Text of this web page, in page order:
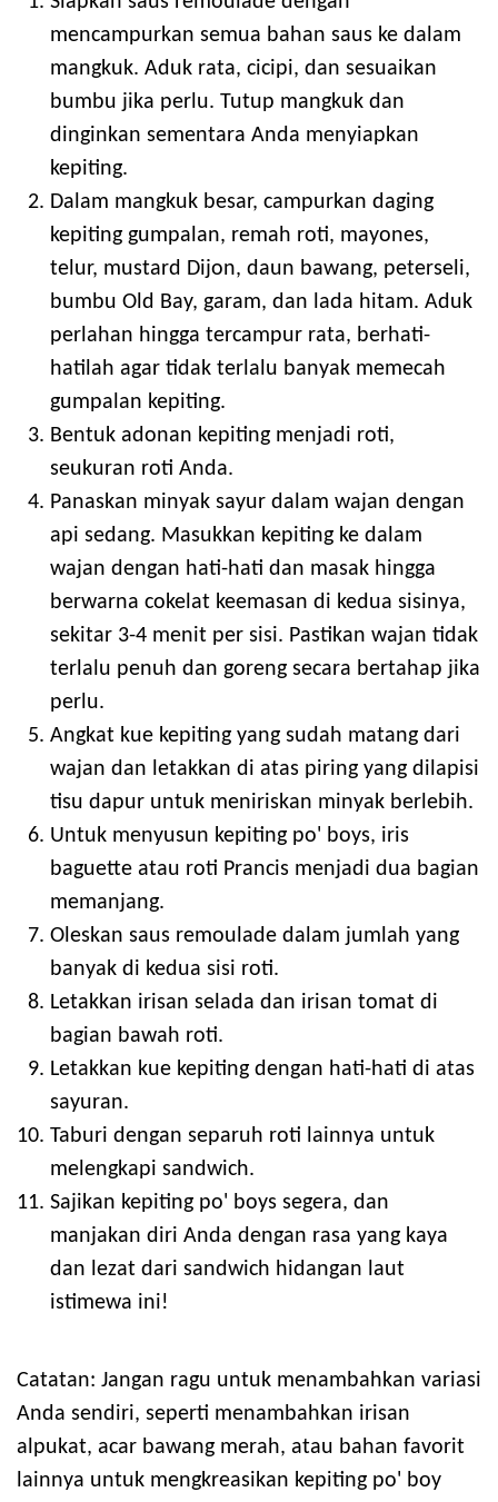
mencampurkan semua bahan saus ke dalam
mangkuk. Aduk rata, cicipi, dan sesuaikan
bumbu jika perlu. Tutup mangkuk dan
dinginkan sementara Anda menyiapkan
kepiting.
Dalam mangkuk besar, campurkan daging
kepiting gumpalan, remah roti, mayones,
telur, mustard Dijon, daun bawang, peterseli,
bumbu Old Bay, garam, dan lada hitam. Aduk
perlahan hingga tercampur rata, berhati-
hatilah agar tidak terlalu banyak memecah
gumpalan kepiting.
Bentuk adonan kepiting menjadi roti,
seukuran roti Anda.
Panaskan minyak sayur dalam wajan dengan
api sedang. Masukkan kepiting ke dalam
wajan dengan hati-hati dan masak hingga
berwarna cokelat keemasan di kedua sisinya,
sekitar 3-4 menit per sisi. Pastikan wajan tidak
terlalu penuh dan goreng secara bertahap jika
perlu.
Angkat kue kepiting yang sudah matang dari
wajan dan letakkan di atas piring yang dilapisi
tisu dapur untuk meniriskan minyak berlebih.
Untuk menyusun kepiting po' boys, iris
baguette atau roti Prancis menjadi dua bagian
memanjang.
Oleskan saus remoulade dalam jumlah yang
banyak di kedua sisi roti.
Letakkan irisan selada dan irisan tomat di
bagian bawah roti.
Letakkan kue kepiting dengan hati-hati di atas
sayuran.
Taburi dengan separuh roti lainnya untuk
melengkapi sandwich.
Sajikan kepiting po' boys segera, dan
manjakan diri Anda dengan rasa yang kaya
dan lezat dari sandwich hidangan laut
istimewa ini!
Catatan: Jangan ragu untuk menambahkan variasi
Anda sendiri, seperti menambahkan irisan
alpukat, acar bawang merah, atau bahan favorit
lainnya untuk mengkreasikan kepiting po' boy